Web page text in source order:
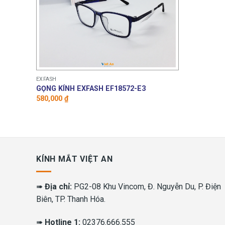
EXFASH
GỌNG KÍNH EXFASH EF18572-E3
580,000 ₫
KÍNH MẮT VIỆT AN
➠ Địa chỉ: PG2-08 Khu Vincom, Đ. Nguyễn Du, P. Điện
Biên, TP. Thanh Hóa.
➠ Hotline 1: 02376.666.555